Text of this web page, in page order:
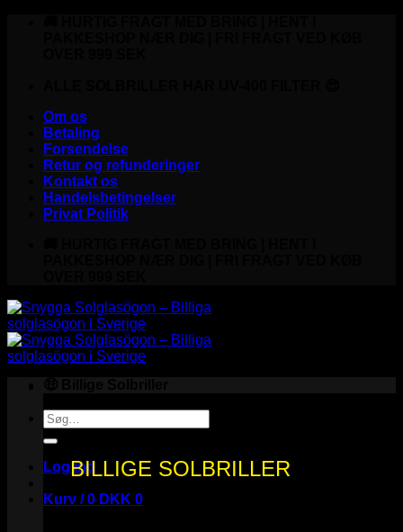
Om os
Betaling
Forsendelse
Retur og refunderinger
Kontakt os
Handelsbetingelser
Privat Politik
Søg
efter:
Log ind
Kurv /0 DKK 0
BILLIGE SOLBRILLER